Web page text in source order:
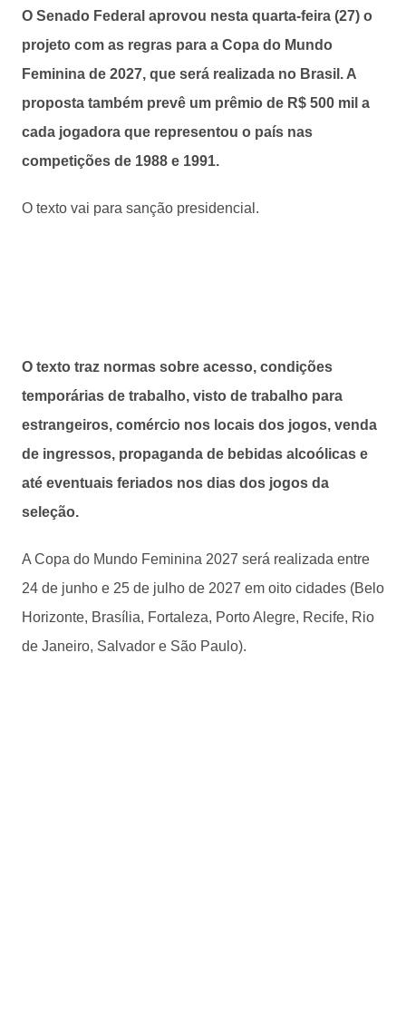
O Senado Federal aprovou nesta quarta-feira (27) o
projeto com as regras para a Copa do Mundo
Feminina de 2027, que será realizada no Brasil. A
proposta também prevê um prêmio de R$ 500 mil a
cada jogadora que representou o país nas
competições de 1988 e 1991.
O texto vai para sanção presidencial.
O texto traz normas sobre acesso, condições
temporárias de trabalho, visto de trabalho para
estrangeiros, comércio nos locais dos jogos, venda
de ingressos, propaganda de bebidas alcoólicas e
até eventuais feriados nos dias dos jogos da
seleção.
A Copa do Mundo Feminina 2027 será realizada entre
24 de junho e 25 de julho de 2027 em oito cidades (Belo
Horizonte, Brasília, Fortaleza, Porto Alegre, Recife, Rio
de Janeiro, Salvador e São Paulo).